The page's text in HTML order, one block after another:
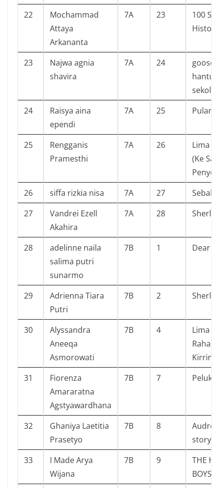
22
Mochammad
Attaya
Arkananta
7A 23
100
History
23
Najwa agnia
shavira
7A 24
hantu
24
Raisya aina
ependi
7A 25 Pulang
25
Rengganis
Pramesthi
7A 26
Lima
(Ke
26
siffa rizkia nisa 7A 27
Sebab
27
Vandrei Ezell
Akahira
7A 28
28
adelinne naila
salima putri
sunarmo
7B 1 Dear J
29
Adrienna Tiara
Putri
7B 2
30
Alyssandra
Aneeqa
Asmorowati
7B 4
Lima
Kirrin
31
Fiorenza
Amararatna
Agstyawardhana
7B 7
32
Ghaniya Laetitia
Prasetyo
7B 8
story
33
I Made Arya
Wijana
7B 9
THE
BOYS